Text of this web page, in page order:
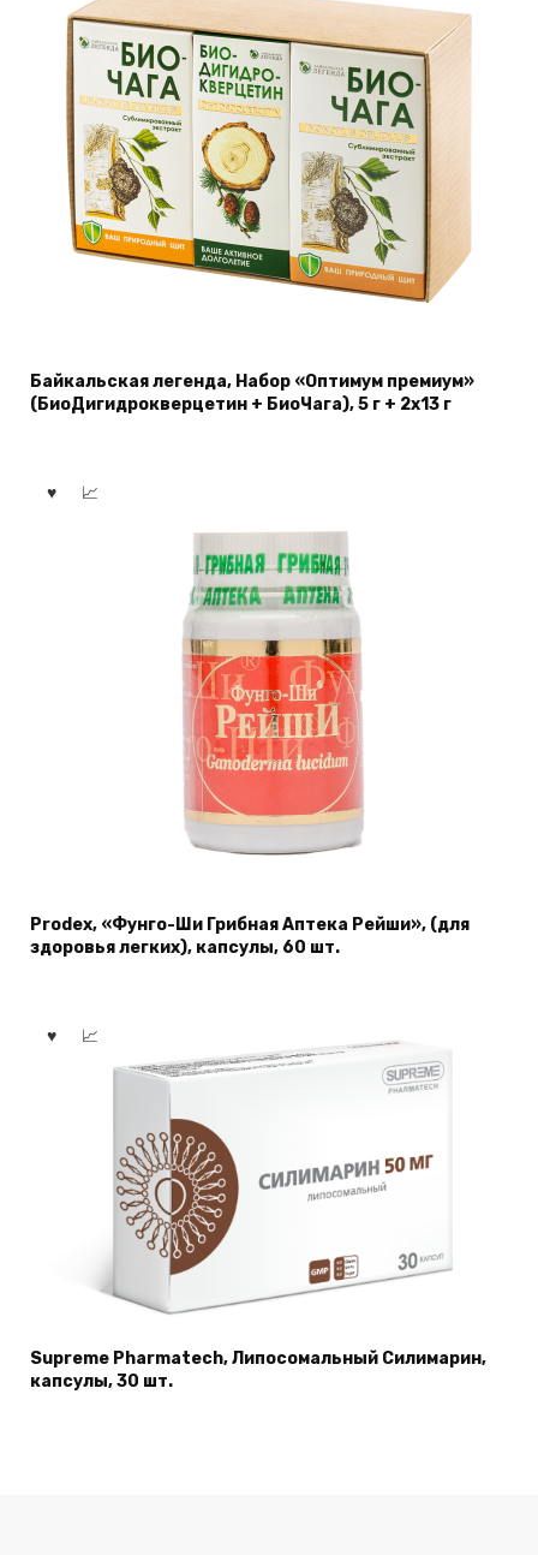
Байкальская легенда, Набор «Оптимум премиум»
(БиоДигидрокверцетин + БиоЧага), 5 г + 2х13 г
Prodex, «Фунго-Ши Грибная Аптека Рейши», (для
здоровья легких), капсулы, 60 шт.
Supreme Pharmatech, Липосомальный Силимарин,
капсулы, 30 шт.